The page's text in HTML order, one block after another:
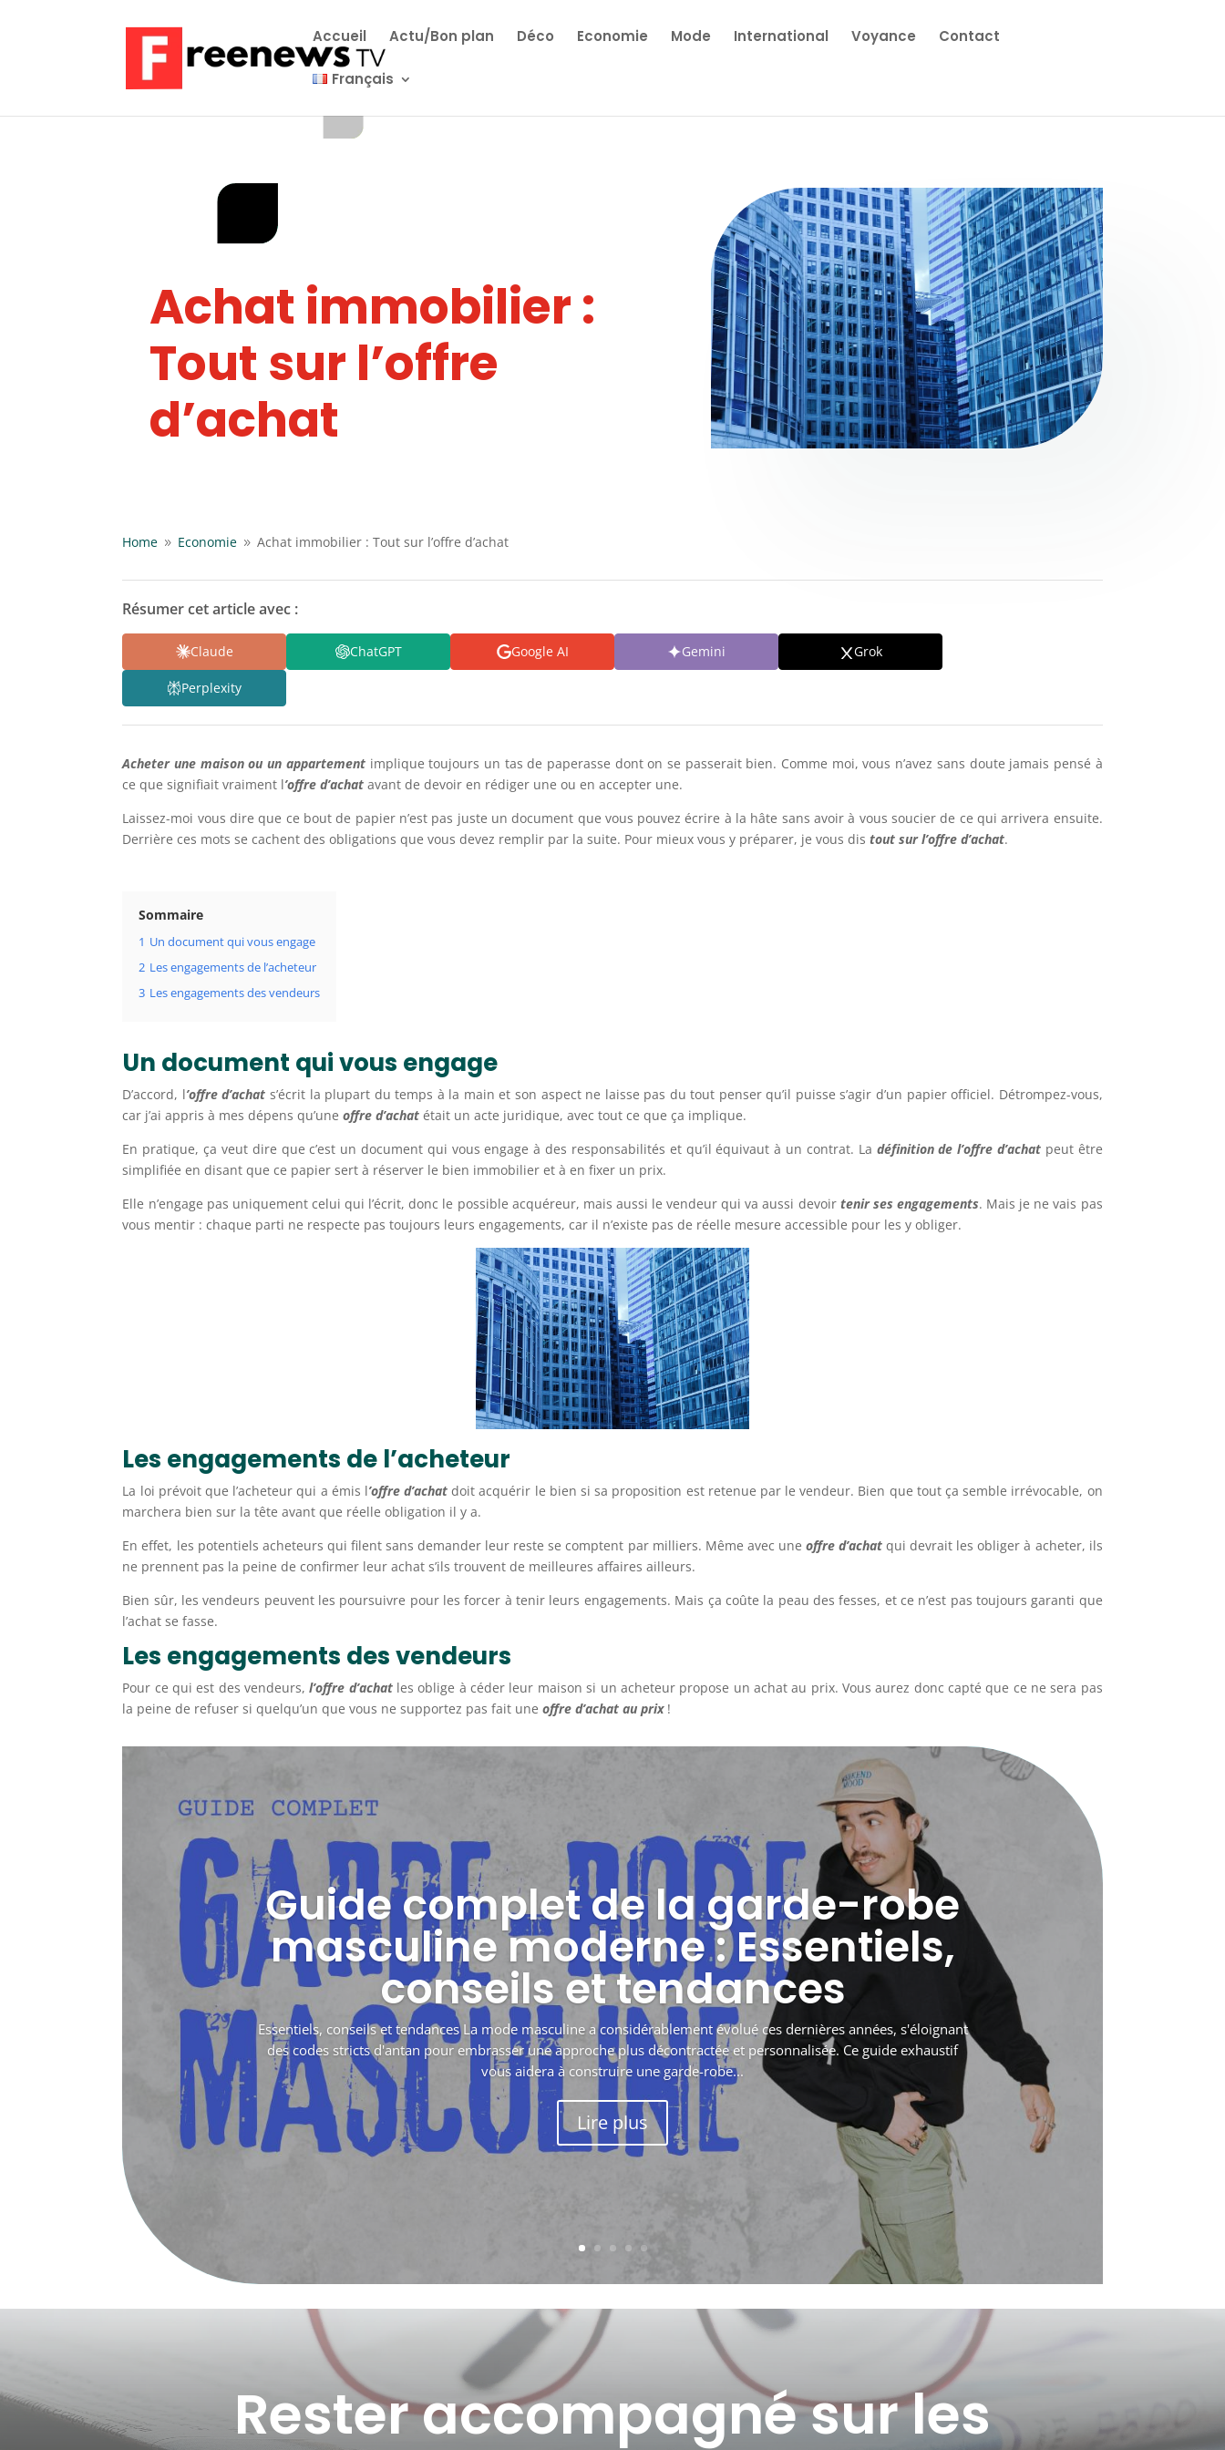
Accueil Actu/Bon plan Déco Economie Mode International Voyance Contact
Français
Achat immobilier :
Tout sur l’offre
d’achat
Home 9 Economie 9 Achat immobilier : Tout sur l’offre d’achat
Résumer cet article avec :
Claude ChatGPT Google AI Gemini Grok
Perplexity
Acheter une maison ou un appartementimplique toujours un tas de paperasse dont on se passerait bien. Comme moi, vous n’avez sans doute jamais pensé à
ce que signifiait vraiment l’offre d’achat avant de devoir en rédiger une ou en accepter une.
Laissez-moi vous dire que ce bout de papier n’est pas juste un document que vous pouvez écrire à la hâte sans avoir à vous soucier de ce qui arrivera ensuite.
Derrière ces mots se cachent des obligations que vous devez remplir par la suite. Pour mieux vous y préparer, je vous distout sur l’offre d’achat.
Sommaire
1 Un document qui vous engage
2 Les engagements de l’acheteur
3 Les engagements des vendeurs
Un document qui vous engage
D’accord, l’offre d’achat s’écrit la plupart du temps à la main et son aspect ne laisse pas du tout penser qu’il puisse s’agir d’un papier officiel. Détrompez-vous,
car j’ai appris à mes dépens qu’uneoffre d’achat était un acte juridique, avec tout ce que ça implique.
En pratique, ça veut dire que c’est un document qui vous engage à des responsabilités et qu’il équivaut à un contrat. La définition de l’offre d’achatpeut être
simplifiée en disant que ce papier sert à réserver le bien immobilier et à en fixer un prix.
Elle n’engage pas uniquement celui qui l’écrit, donc le possible acquéreur, mais aussi le vendeur qui va aussi devoir tenir ses engagements. Mais je ne vais pas
vous mentir : chaque parti ne respecte pas toujours leurs engagements, car il n’existe pas de réelle mesure accessible pour les y obliger.
Les engagements de l’acheteur
La loi prévoit que l’acheteur qui a émis l’offre d’achat doit acquérir le bien si sa proposition est retenue par le vendeur. Bien que tout ça semble irrévocable, on
marchera bien sur la tête avant que réelle obligation il y a.
En effet, les potentiels acheteurs qui filent sans demander leur reste se comptent par milliers. Même avec une offre d’achat qui devrait les obliger à acheter, ils
ne prennent pas la peine de confirmer leur achat s’ils trouvent de meilleures affaires ailleurs.
Bien sûr, les vendeurs peuvent les poursuivre pour les forcer à tenir leurs engagements. Mais ça coûte la peau des fesses, et ce n’est pas toujours garanti que
l’achat se fasse.
Les engagements des vendeurs
Pour ce qui est des vendeurs,l’offre d’achatles oblige à céder leur maison si un acheteur propose un achat au prix. Vous aurez donc capté que ce ne sera pas
la peine de refuser si quelqu’un que vous ne supportez pas fait uneoffre d’achat au prix!
Guide complet de la garde-robe
masculine moderne : Essentiels,
conseils et tendances
Essentiels, conseils et tendances La mode masculine a considérablement évolué ces dernières années, s'éloignant
des codes stricts d'antan pour embrasser une approche plus décontractée et personnalisée. Ce guide exhaustif
vous aidera à construire une garde-robe...
Lire plus
Rester accompagné sur les